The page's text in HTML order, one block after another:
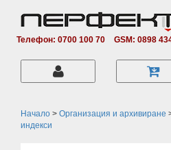
Телефон: 0700 100 70 GSM: 0898
Начало > Организация и архивиране
индекси